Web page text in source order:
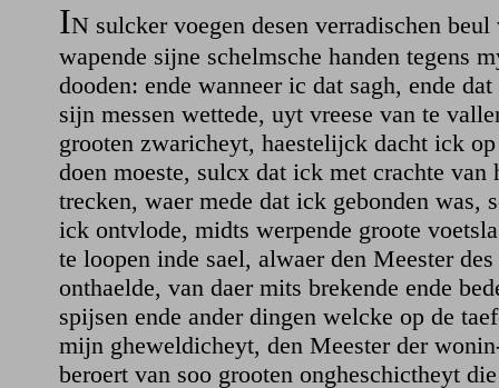
IN sulcker voegen desen verradischen
wapende sijne schelmsche handen tegens
dooden: ende wanneer ic dat sagh, ende
sijn messen wettede, uyt vreese van te
grooten zwaricheyt, haestelijck dacht ick
doen moeste, sulcx dat ick met crachte van
trecken, waer mede dat ick gebonden was,
ick ontvlode, midts werpende groote
te loopen inde sael, alwaer den Meester
onthaelde, van daer mits brekende ende
spijsen ende ander dingen welcke op de
mijn gheweldicheyt, den Meester der
beroert van soo grooten ongheschictheyt